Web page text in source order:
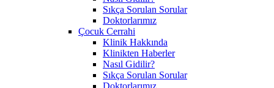
Sıkça Sorulan Sorular
Doktorlarımız
Çocuk Cerrahi
Klinik Hakkında
Klinikten Haberler
Nasıl Gidilir?
Sıkça Sorulan Sorular
Doktorlarımız